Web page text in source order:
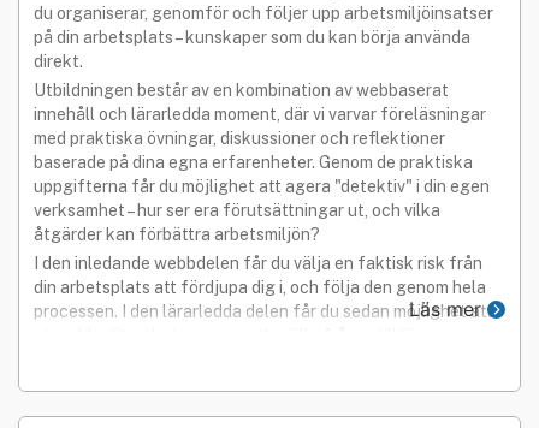
du organiserar, genomför och följer upp arbetsmiljöinsatser
på din arbetsplats – kunskaper som du kan börja använda
direkt.
Utbildningen består av en kombination av webbaserat
innehåll och lärarledda moment, där vi varvar föreläsningar
med praktiska övningar, diskussioner och reflektioner
baserade på dina egna erfarenheter. Genom de praktiska
uppgifterna får du möjlighet att agera "detektiv" i din egen
verksamhet – hur ser era förutsättningar ut, och vilka
åtgärder kan förbättra arbetsmiljön?
I den inledande webbdelen får du välja en faktisk risk från
din arbetsplats att fördjupa dig i, och följa den genom hela
processen. I den lärarledda delen får du sedan möjlighet att
Läs mer